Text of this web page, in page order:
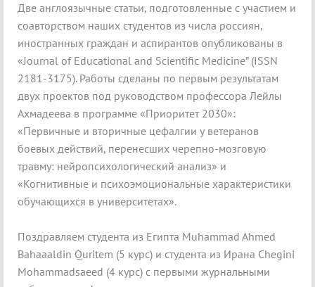
Две англоязычные статьи, подготовленные с участием и
соавторством наших студентов из числа россиян,
иностранных граждан и аспирантов опубликованы в
«Journal of Educational and Scientific Medicine” (ISSN
2181-3175). Работы сделаны по первым результатам
двух проектов под руководством профессора Лейлы
Ахмадеева в программе «Приоритет 2030»:
«Первичные и вторичные цефалгии у ветеранов
боевых действий, перенесших черепно-мозговую
травму: нейропсихологический анализ» и
«Когнитивные и психоэмоциональные характеристики
обучающихся в университетах».
Поздравляем студента из Египта Muhammad Ahmed
Bahaaaldin Quritem (5 курс) и студента из Ирана Chegini
Mohammadsaeed (4 курс) с первыми журнальными